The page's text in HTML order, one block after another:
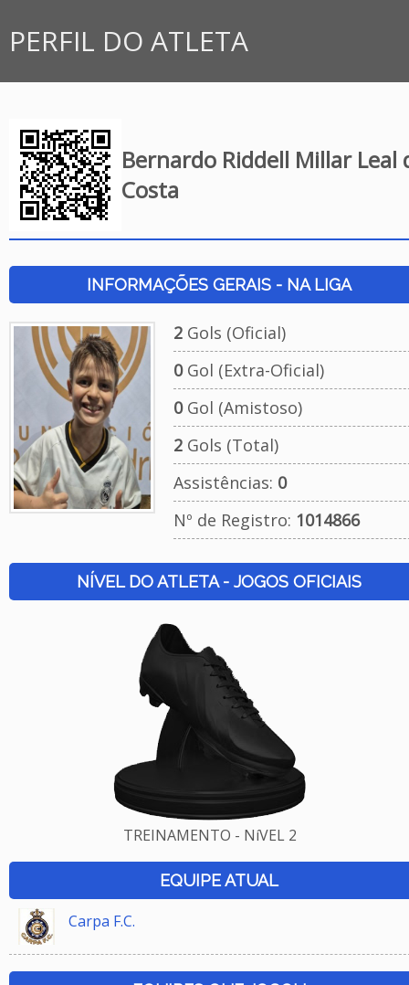
PERFIL DO ATLETA
Bernardo Riddell Millar Leal
Costa
INFORMAÇÕES GERAIS - NA LIGA
2Gols (Oficial)
0Gol (Extra-Oficial)
0Gol (Amistoso)
2Gols (Total)
Assistências: 0
Nº de Registro: 1014866
NÍVEL DO ATLETA - JOGOS OFICIAIS
TREINAMENTO - NíVEL 2
EQUIPE ATUAL
Carpa F.C.